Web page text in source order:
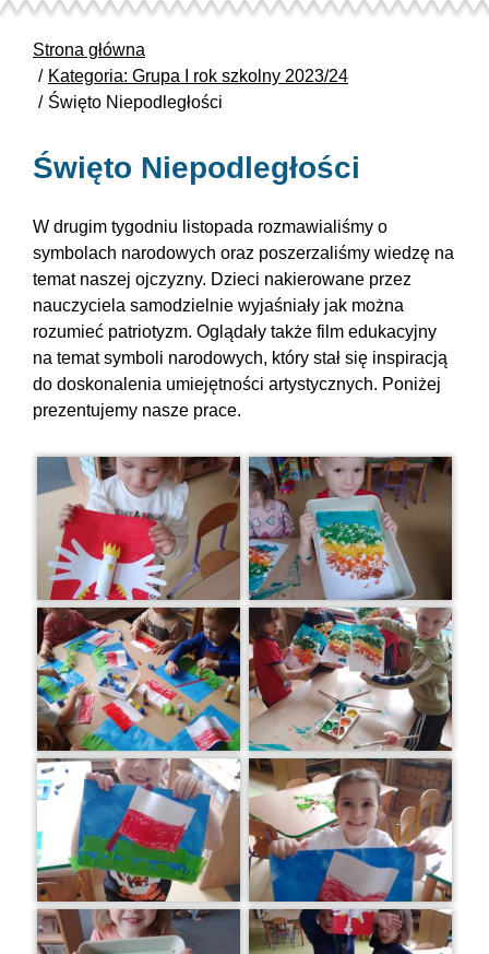
Strona główna
Kategoria: Grupa I rok szkolny 2023/24
Święto Niepodległości
Święto Niepodległości
W drugim tygodniu listopada rozmawialiśmy o
symbolach narodowych oraz poszerzaliśmy wiedzę na
temat naszej ojczyzny. Dzieci nakierowane przez
nauczyciela samodzielnie wyjaśniały jak można
rozumieć patriotyzm. Oglądały także film edukacyjny
na temat symboli narodowych, który stał się inspiracją
do doskonalenia umiejętności artystycznych. Poniżej
prezentujemy nasze prace.